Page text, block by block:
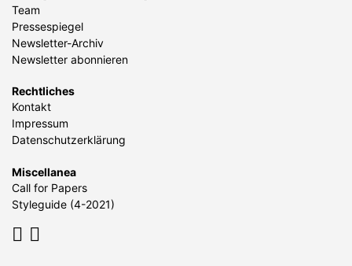
Team
Pressespiegel
Newsletter-Archiv
Newsletter abonnieren
Rechtliches
Kontakt
Impressum
Datenschutzerklärung
Miscellanea
Call for Papers
Styleguide (4-2021)